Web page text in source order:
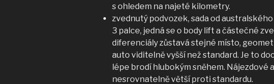
s ohledem na najeté kilometry.
zvednutý podvozek, sada od
3 palce, jedná se o body lift a částečné
diferenciály zůstavá stejné místo,
auto viditelně vyšší než standard. Je to
lépe brodí hlubokým sněhem. Nájezdové
nesrovnatelně větší proti standardu.